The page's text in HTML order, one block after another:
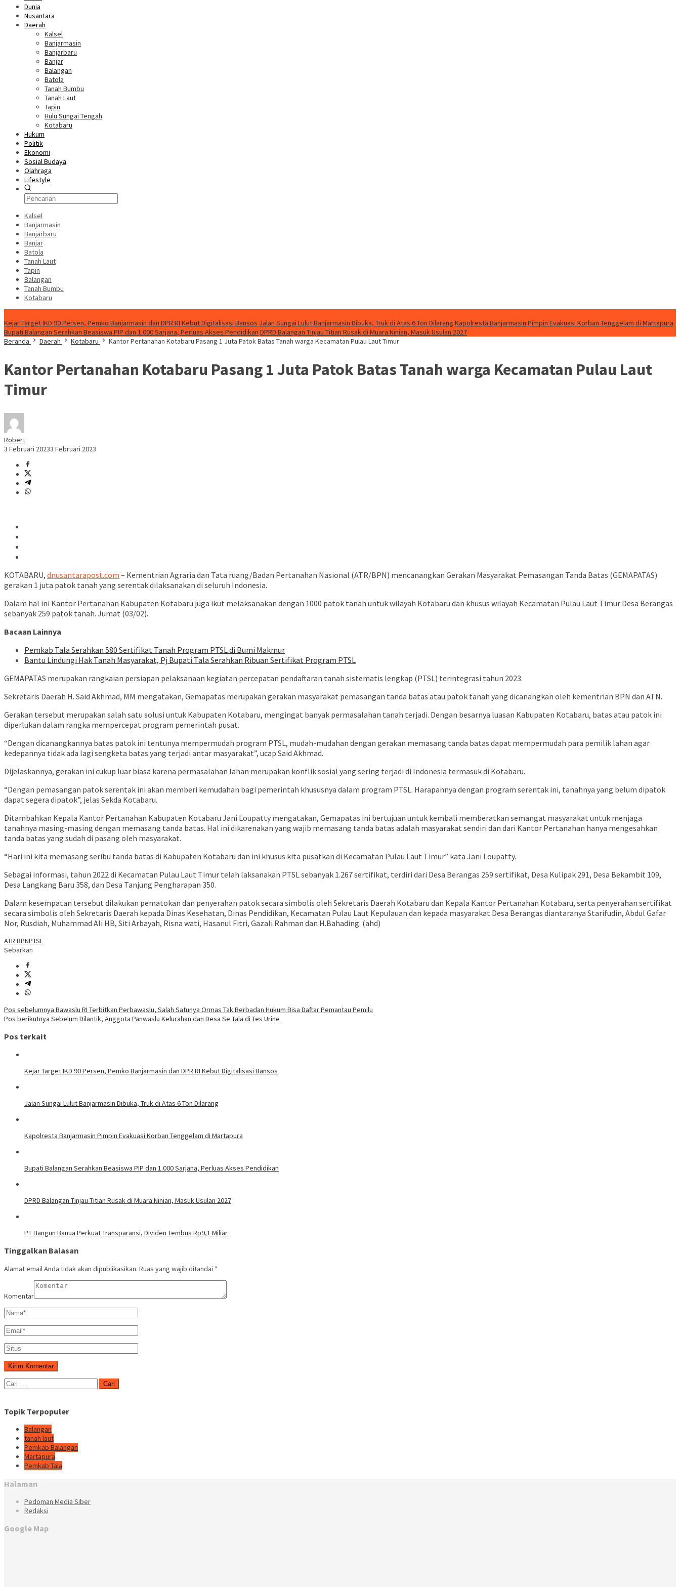
Dunia
Nusantara
Daerah
Kalsel
Banjarmasin
Banjarbaru
Banjar
Balangan
Batola
Tanah Bumbu
Tanah Laut
Tapin
Hulu Sungai Tengah
Kotabaru
Hukum
Politik
Ekonomi
Sosial Budaya
Olahraga
Lifestyle
Kalsel
Banjarmasin
Banjarbaru
Banjar
Batola
Tanah Laut
Tapin
Balangan
Tanah Bumbu
Kotabaru
Kejar Target IKD 90 Persen, Pemko Banjarmasin dan DPR RI Kebut Digitalisasi Bansos Jalan Sungai Lulut Banjarmasin Dibuka, Truk di Atas 6 Ton Dilarang Kapolresta Banjarmasin Pimpin Evakuasi Korban Tenggelam di Martapura
Bupati Balangan Serahkan Beasiswa PIP dan 1.000 Sarjana, Perluas Akses Pendidikan DPRD Balangan Tinjau Titian Rusak di Muara Ninian, Masuk Usulan 2027
Beranda
Daerah Kotabaru Kantor Pertanahan Kotabaru Pasang 1 Juta Patok Batas Tanah warga Kecamatan Pulau Laut Timur
Kantor Pertanahan Kotabaru Pasang 1 Juta Patok Batas Tanah warga Kecamatan Pulau Laut
Timur
Robert
3 Februari 20233 Februari 2023
KOTABARU, dnusantarapost.com – Kementrian Agraria dan Tata ruang/Badan Pertanahan Nasional (ATR/BPN) mencanangkan Gerakan Masyarakat Pemasangan Tanda Batas (GEMAPATAS)
gerakan 1 juta patok tanah yang serentak dilaksanakan di seluruh Indonesia.
Dalam hal ini Kantor Pertanahan Kabupaten Kotabaru juga ikut melaksanakan dengan 1000 patok tanah untuk wilayah Kotabaru dan khusus wilayah Kecamatan Pulau Laut Timur Desa Berangas
sebanyak 259 patok tanah. Jumat (03/02).
Bacaan Lainnya
Pemkab Tala Serahkan 580 Sertifikat Tanah Program PTSL di Bumi Makmur
Bantu Lindungi Hak Tanah Masyarakat, Pj Bupati Tala Serahkan Ribuan Sertifikat Program PTSL
GEMAPATAS merupakan rangkaian persiapan pelaksanaan kegiatan percepatan pendaftaran tanah sistematis lengkap (PTSL) terintegrasi tahun 2023.
Sekretaris Daerah H. Said Akhmad, MM mengatakan, Gemapatas merupakan gerakan masyarakat pemasangan tanda batas atau patok tanah yang dicanangkan oleh kementrian BPN dan ATN.
Gerakan tersebut merupakan salah satu solusi untuk Kabupaten Kotabaru, mengingat banyak permasalahan tanah terjadi. Dengan besarnya luasan Kabupaten Kotabaru, batas atau patok ini
diperlukan dalam rangka mempercepat program pemerintah pusat.
“Dengan dicanangkannya batas patok ini tentunya mempermudah program PTSL, mudah-mudahan dengan gerakan memasang tanda batas dapat mempermudah para pemilik lahan agar
kedepannya tidak ada lagi sengketa batas yang terjadi antar masyarakat”, ucap Said Akhmad.
Dijelaskannya, gerakan ini cukup luar biasa karena permasalahan lahan merupakan konflik sosial yang sering terjadi di Indonesia termasuk di Kotabaru.
“Dengan pemasangan patok serentak ini akan memberi kemudahan bagi pemerintah khususnya dalam program PTSL. Harapannya dengan program serentak ini, tanahnya yang belum dipatok
dapat segera dipatok”, jelas Sekda Kotabaru.
Ditambahkan Kepala Kantor Pertanahan Kabupaten Kotabaru Jani Loupatty mengatakan, Gemapatas ini bertujuan untuk kembali memberatkan semangat masyarakat untuk menjaga
tanahnya masing-masing dengan memasang tanda batas. Hal ini dikarenakan yang wajib memasang tanda batas adalah masyarakat sendiri dan dari Kantor Pertanahan hanya mengesahkan
tanda batas yang sudah di pasang oleh masyarakat.
“Hari ini kita memasang seribu tanda batas di Kabupaten Kotabaru dan ini khusus kita pusatkan di Kecamatan Pulau Laut Timur” kata Jani Loupatty.
Sebagai informasi, tahun 2022 di Kecamatan Pulau Laut Timur telah laksanakan PTSL sebanyak 1.267 sertifikat, terdiri dari Desa Berangas 259 sertifikat, Desa Kulipak 291, Desa Bekambit 109,
Desa Langkang Baru 358, dan Desa Tanjung Pengharapan 350.
Dalam kesempatan tersebut dilakukan pematokan dan penyerahan patok secara simbolis oleh Sekretaris Daerah Kotabaru dan Kepala Kantor Pertanahan Kotabaru, serta penyerahan sertifikat
secara simbolis oleh Sekretaris Daerah kepada Dinas Kesehatan, Dinas Pendidikan, Kecamatan Pulau Laut Kepulauan dan kepada masyarakat Desa Berangas diantaranya Starifudin, Abdul Gafar
Nor, Rusdiah, Muhammad Ali HB, Siti Arbayah, Risna wati, Hasanul Fitri, Gazali Rahman dan H.Bahading. (ahd)
ATR BPNPTSL
Sebarkan
Navigasi
pos
Pos sebelumnya Bawaslu RI Terbitkan Perbawaslu, Salah Satunya Ormas Tak Berbadan Hukum Bisa Daftar Pemantau Pemilu
Pos berikutnya Sebelum Dilantik, Anggota Panwaslu Kelurahan dan Desa Se Tala di Tes Urine
Pos terkait
Kejar Target IKD 90 Persen, Pemko Banjarmasin dan DPR RI Kebut Digitalisasi Bansos
Jalan Sungai Lulut Banjarmasin Dibuka, Truk di Atas 6 Ton Dilarang
Kapolresta Banjarmasin Pimpin Evakuasi Korban Tenggelam di Martapura
Bupati Balangan Serahkan Beasiswa PIP dan 1.000 Sarjana, Perluas Akses Pendidikan
DPRD Balangan Tinjau Titian Rusak di Muara Ninian, Masuk Usulan 2027
PT Bangun Banua Perkuat Transparansi, Dividen Tembus Rp9,1 Miliar
Tinggalkan Balasan
Alamat email Anda tidak akan dipublikasikan. Ruas yang wajib ditandai *
Komentar
Cari
untuk:
Topik Terpopuler
Balangan
tanah laut
Pemkab Balangan
Martapura
Pemkab Tala
Halaman
Pedoman Media Siber
Redaksi
Google Map